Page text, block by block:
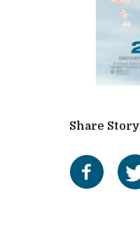
Share Story